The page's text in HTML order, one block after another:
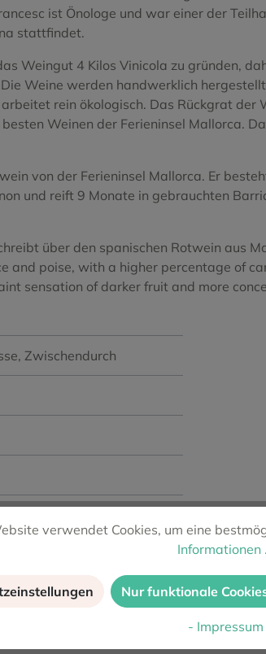
Blanco
Negro
ist Önologe und war einer der
stattfindet.
Weingut 4 Kilos Vinicola zu gründen,
Weine werden handwerklich
rein ökologisch. Das Rückgrat
Weinen der Ferieninsel Mallorca.
von der Ferieninsel Mallorca. Er
und reift 9 Monate in gebrauchten
über den spanischen Rotwein
and poise, with a higher percentage of
sensation of darker fruit and more
, Zwischendurch
verwendet Cookies, um eine
Informationen
Nur funktionale
- Impressum